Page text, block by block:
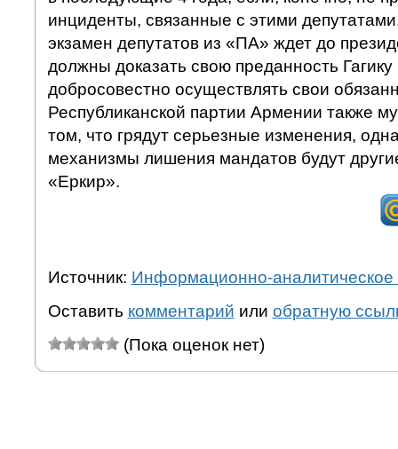
инциденты, связанные с этими
экзамен депутатов из «ПА» ждет до
должны доказать свою преданность
добросовестно осуществлять свои
Республиканской партии Армении также
том, что грядут серьезные изменения,
механизмы лишения мандатов будут
«Еркир».
Источник: Информационно-аналитическое
Оставить комментарий или обратную
(Пока оценок нет)